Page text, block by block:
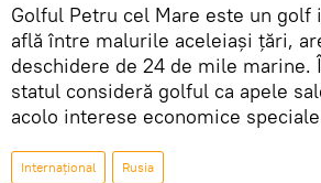
Golful Petru cel Mare este un
află între malurile aceleiaşi ţări,
deschidere de 24 de mile marine.
statul consideră golful ca apele
acolo interese economice
Internaţional Rusia